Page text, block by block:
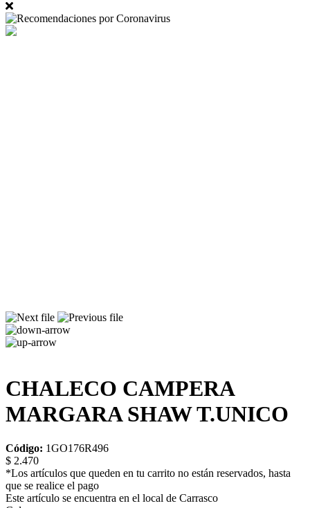
CHALECO CAMPERA
MARGARA SHAW T.UNICO
Código: 1GO176R496
$ 2.470
*Los artículos que queden en tu carrito no están reservados, hasta
que se realice el pago
Este artículo se encuentra en el local de Carrasco